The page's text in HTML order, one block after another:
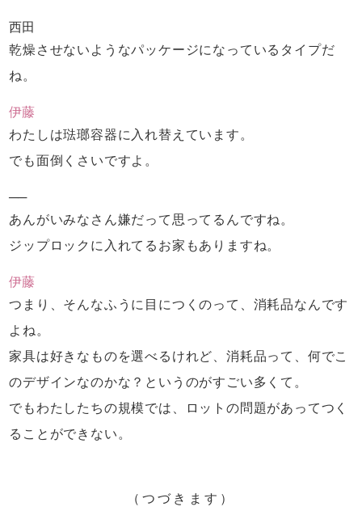
西田
乾燥させないようなパッケージになっているタイプだ
ね。
伊藤
わたしは琺瑯容器に入れ替えています。
でも面倒くさいですよ。
──
あんがいみなさん嫌だって思ってるんですね。
ジップロックに入れてるお家もありますね。
伊藤
つまり、そんなふうに目につくのって、 消耗品なんです
よね。
家具は好きなものを選べるけれど、消耗品って、何でこ
のデザインなのかな？ というのがすごい多くて。
でもわたしたちの規模では、
ロットの問題があってつく
ることができない。
（つづきます）